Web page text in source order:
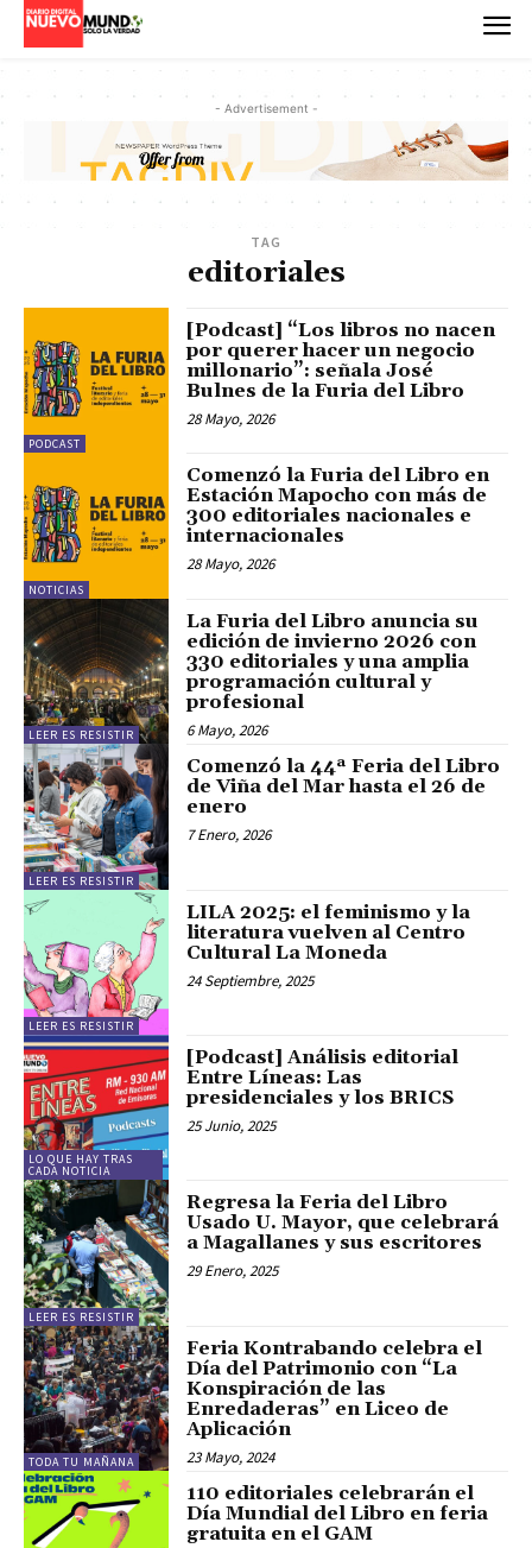
- Advertisement -
TAG
editoriales
PODCAST
[Podcast] “Los libros no nacen
por querer hacer un negocio
millonario”: señala José
Bulnes de la Furia del Libro
28 Mayo, 2026
NOTICIAS
Comenzó la Furia del Libro en
Estación Mapocho con más de
300 editoriales nacionales e
internacionales
28 Mayo, 2026
LEER ES RESISTIR
La Furia del Libro anuncia su
edición de invierno 2026 con
330 editoriales y una amplia
programación cultural y
profesional
6 Mayo, 2026
LEER ES RESISTIR
Comenzó la 44ª Feria del Libro
de Viña del Mar hasta el 26 de
enero
7 Enero, 2026
LEER ES RESISTIR
LILA 2025: el feminismo y la
literatura vuelven al Centro
Cultural La Moneda
24 Septiembre, 2025
LO QUE HAY TRAS
CADA NOTICIA
[Podcast] Análisis editorial
Entre Líneas: Las
presidenciales y los BRICS
25 Junio, 2025
LEER ES RESISTIR
Regresa la Feria del Libro
Usado U. Mayor, que celebrará
a Magallanes y sus escritores
29 Enero, 2025
TODA TU MAÑANA
Feria Kontrabando celebra el
Día del Patrimonio con “La
Konspiración de las
Enredaderas” en Liceo de
Aplicación
23 Mayo, 2024
110 editoriales celebrarán el
Día Mundial del Libro en feria
gratuita en el GAM